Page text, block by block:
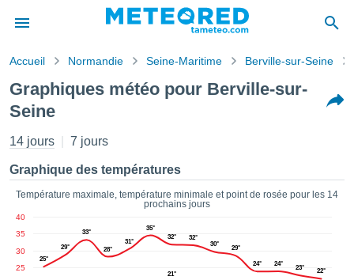
de
a
des
Vous
Accueil Normandie Seine-Maritime Berville-sur-Seine
Graphiques météo pour Berville-sur-
Seine
14 jours 7 jours
Graphique des températures
Température maximale, température minimale et point de rosée pour les 14
prochains jours
25
30
35
40
25°
29°
33°
28°
31°
35°
32°
32°
30°
29°
24° 24°
23° 22°
21°